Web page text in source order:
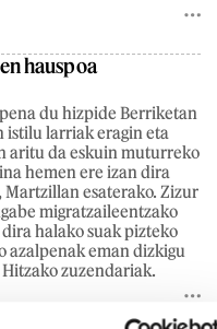
hauspoa
du hizpide Berriketan
istilu larriak eragin eta
aritu da eskuin muturreko
hemen ere izan dira
esaterako. Zizur
migratzaileentzako
halako suak pizteko
azalpenak eman dizkigu
zuzendariak.